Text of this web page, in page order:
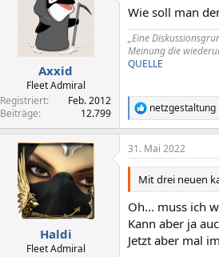
Axxid
Fleet Admiral
Registriert
Feb. 2012
Beiträge
12.799
Wie soll man
„Eine
Meinung die
QUELLE
R
e
a
k
t
o
n
e
n
:
netzgestaltung
Haldi
Fleet Admiral
31. Mai 2022
Mit drei neuen
Oh... muss ich
Kann aber ja
Jetzt aber mal